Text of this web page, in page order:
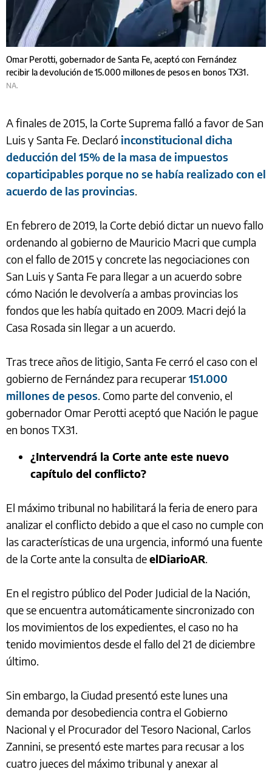
Omar Perotti, gobernador de Santa Fe, aceptó con Fernández
recibir la devolución de 15.000 millones de pesos en bonos TX31.
NA.
A finales de 2015, la Corte Suprema falló a favor de San
Luis y Santa Fe. Declaró inconstitucional dicha
deducción del 15% de la masa de impuestos
coparticipables porque no se había realizado con el
acuerdo de las provincias.
En febrero de 2019, la Corte debió dictar un nuevo fallo
ordenando al gobierno de Mauricio Macri que cumpla
con el fallo de 2015 y concrete las negociaciones con
San Luis y Santa Fe para llegar a un acuerdo sobre
cómo Nación le devolvería a ambas provincias los
fondos que les había quitado en 2009. Macri dejó la
Casa Rosada sin llegar a un acuerdo.
Tras trece años de litigio, Santa Fe cerró el caso con el
gobierno de Fernández para recuperar151.000
millones de pesos. Como parte del convenio, el
gobernador Omar Perotti aceptó que Nación le pague
en bonos TX31.
¿Intervendrá la Corte ante este nuevo
capítulo del conflicto?
El máximo tribunal no habilitará la feria de enero para
analizar el conflicto debido a que el caso no cumple con
las características de una urgencia, informó una fuente
de la Corte ante la consulta deelDiarioAR.
En el registro público del Poder Judicial de la Nación,
que se encuentra automáticamente sincronizado con
los movimientos de los expedientes, el caso no ha
tenido movimientos desde el fallo del 21 de diciembre
último.
Sin embargo, la Ciudad presentó este lunes una
demanda por desobediencia contra el Gobierno
Nacional y el Procurador del Tesoro Nacional, Carlos
Zannini, se presentó este martes para recusar a los
cuatro jueces del máximo tribunal y anexar al